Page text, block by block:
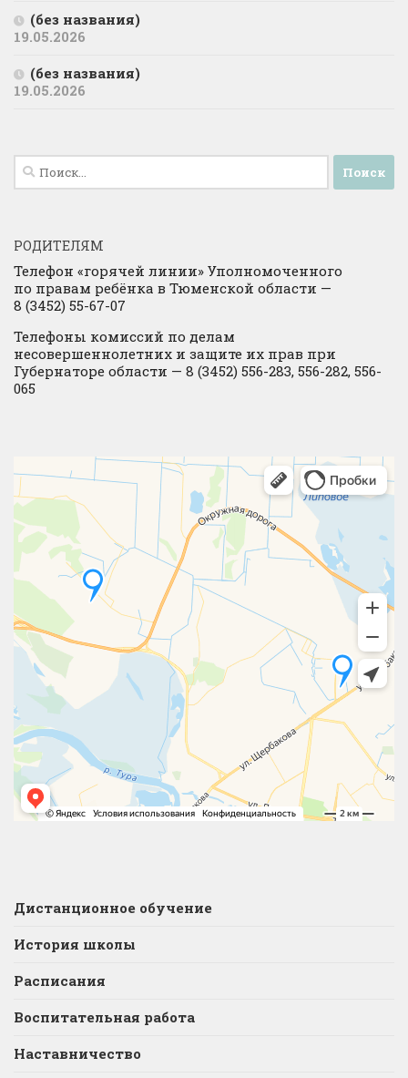
(без названия)
19.05.2026
(без названия)
19.05.2026
Найти:
РОДИТЕЛЯМ
Телефон «горячей линии» Уполномоченного
по правам ребёнка в Тюменской области —
8 (3452) 55-67-07
Телефоны комиссий по делам
несовершеннолетних и защите их прав при
Губернаторе области — 8 (3452) 556-283, 556-282, 556-
065
Дистанционное обучение
История школы
Расписания
Воспитательная работа
Наставничество